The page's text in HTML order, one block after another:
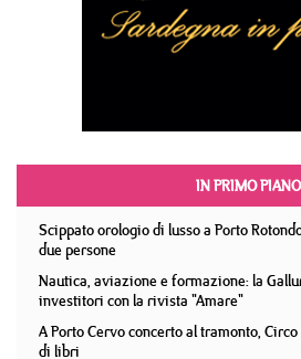
IN PRIMO PIANO
Scippato orologio di lusso a Porto
due persone
Nautica, aviazione e formazione: la
investitori con la rivista "Amare"
A Porto Cervo concerto al tramonto,
di libri